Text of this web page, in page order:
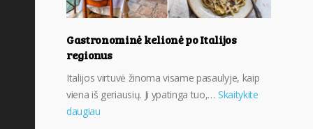
Gastronominė kelionė po Italijos
regionus
Italijos virtuvė žinoma visame pasaulyje, kaip
viena iš geriausių. Ji ypatinga tuo,… Skaitykite
daugiau